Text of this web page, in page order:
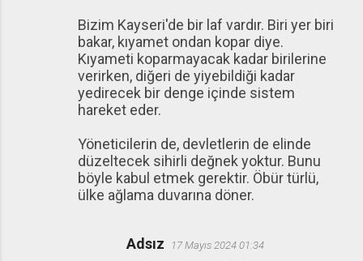
Bizim Kayseri'de bir laf vardır. Biri yer biri
bakar, kıyamet ondan kopar diye.
Kıyameti koparmayacak kadar birilerine
verirken, diğeri de yiyebildiği kadar
yedirecek bir denge içinde sistem
hareket eder.
Yöneticilerin de, devletlerin de elinde
düzeltecek sihirli değnek yoktur. Bunu
böyle kabul etmek gerektir. Öbür türlü,
ülke ağlama duvarına döner.
Adsız 17 Mayıs 2024 01:34